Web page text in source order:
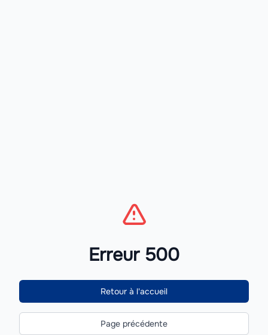
Erreur 500
Retour à l'accueil
Page précédente